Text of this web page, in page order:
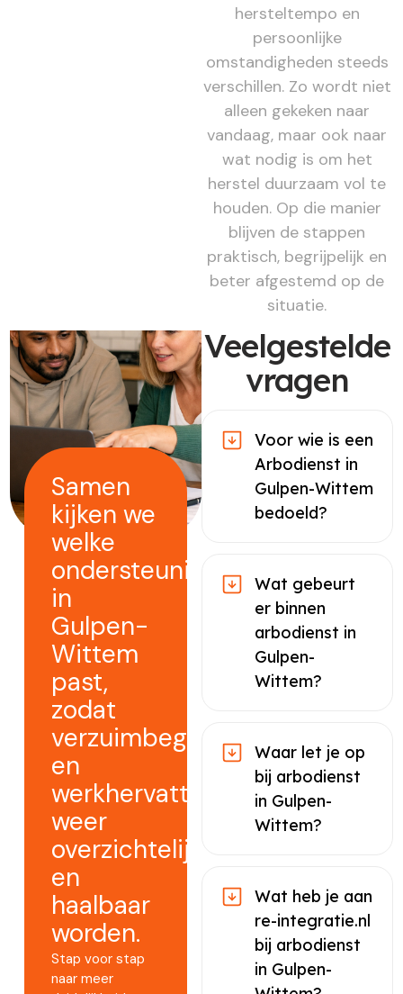
hersteltempo en
persoonlijke
omstandigheden steeds
verschillen. Zo wordt niet
alleen gekeken naar
vandaag, maar ook naar
wat nodig is om het
herstel duurzaam vol te
houden. Op die manier
blijven de stappen
praktisch, begrijpelijk en
beter afgestemd op de
situatie.
Samen
kijken we
welke
ondersteuning
in
Gulpen-
Wittem
past,
zodat
verzuimbegeleiding
en
werkhervatting
weer
overzichtelijk
en
haalbaar
worden.
Stap voor stap
naar meer
Veelgestelde
vragen
Voor wie is een
Arbodienst in
Gulpen-Wittem
bedoeld?
Wat gebeurt
er binnen
arbodienst in
Gulpen-
Wittem?
Waar let je op
bij arbodienst
in Gulpen-
Wittem?
Wat heb je aan
re-integratie.nl
bij arbodienst
in Gulpen-